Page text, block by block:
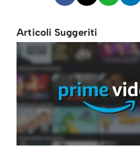
Articoli Suggeriti